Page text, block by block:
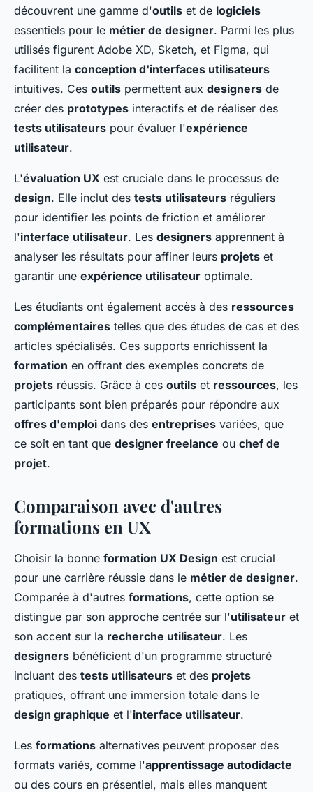
découvrent une gamme d'outils et de logiciels
essentiels pour le métier de designer. Parmi les plus
utilisés figurent Adobe XD, Sketch, et Figma, qui
facilitent la conception d'interfaces utilisateurs
intuitives. Ces outils permettent aux designers de
créer des prototypes interactifs et de réaliser des
tests utilisateurs pour évaluer l'expérience
utilisateur.
L'évaluation UX est cruciale dans le processus de
design. Elle inclut des tests utilisateurs réguliers
pour identifier les points de friction et améliorer
l'interface utilisateur. Les designers apprennent à
analyser les résultats pour affiner leurs projets et
garantir une expérience utilisateur optimale.
Les étudiants ont également accès à des ressources
complémentaires telles que des études de cas et des
articles spécialisés. Ces supports enrichissent la
formation en offrant des exemples concrets de
projets réussis. Grâce à ces outils et ressources, les
participants sont bien préparés pour répondre aux
offres d'emploi dans des entreprises variées, que
ce soit en tant que designer freelance ou chef de
projet.
Comparaison avec d'autres
formations en UX
Choisir la bonne formation UX Design est crucial
pour une carrière réussie dans le métier de designer.
Comparée à d'autres formations, cette option se
distingue par son approche centrée sur l'utilisateur et
son accent sur la recherche utilisateur. Les
designers bénéficient d'un programme structuré
incluant des tests utilisateurs et des projets
pratiques, offrant une immersion totale dans le
design graphique et l'interface utilisateur.
Les formations alternatives peuvent proposer des
formats variés, comme l'apprentissage autodidacte
ou des cours en présentiel, mais elles manquent